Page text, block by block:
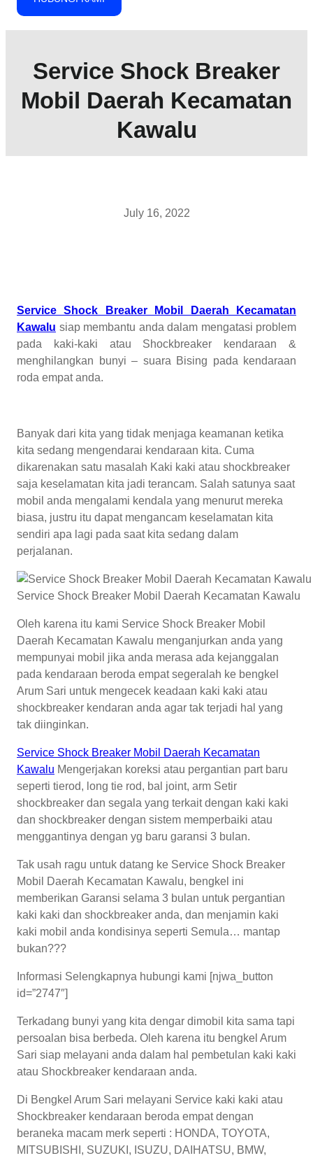
Service Shock Breaker
Mobil Daerah Kecamatan
Kawalu
July 16, 2022
Service Shock Breaker Mobil Daerah Kecamatan
Kawalu siap membantu anda dalam mengatasi problem
pada kaki-kaki atau Shockbreaker kendaraan &
menghilangkan bunyi – suara Bising pada kendaraan
roda empat anda.
Banyak dari kita yang tidak menjaga keamanan ketika
kita sedang mengendarai kendaraan kita. Cuma
dikarenakan satu masalah Kaki kaki atau shockbreaker
saja keselamatan kita jadi terancam. Salah satunya saat
mobil anda mengalami kendala yang menurut mereka
biasa, justru itu dapat mengancam keselamatan kita
sendiri apa lagi pada saat kita sedang dalam
perjalanan.
Service Shock Breaker Mobil Daerah Kecamatan Kawalu
Oleh karena itu kami Service Shock Breaker Mobil
Daerah Kecamatan Kawalu menganjurkan anda yang
mempunyai mobil jika anda merasa ada kejanggalan
pada kendaraan beroda empat segeralah ke bengkel
Arum Sari untuk mengecek keadaan kaki kaki atau
shockbreaker kendaran anda agar tak terjadi hal yang
tak diinginkan.
Service Shock Breaker Mobil Daerah Kecamatan
Kawalu Mengerjakan koreksi atau pergantian part baru
seperti tierod, long tie rod, bal joint, arm Setir
shockbreaker dan segala yang terkait dengan kaki kaki
dan shockbreaker dengan sistem memperbaiki atau
menggantinya dengan yg baru garansi 3 bulan.
Tak usah ragu untuk datang ke Service Shock Breaker
Mobil Daerah Kecamatan Kawalu, bengkel ini
memberikan Garansi selama 3 bulan untuk pergantian
kaki kaki dan shockbreaker anda, dan menjamin kaki
kaki mobil anda kondisinya seperti Semula… mantap
bukan???
Informasi Selengkapnya hubungi kami [njwa_button
id=”2747″]
Terkadang bunyi yang kita dengar dimobil kita sama tapi
persoalan bisa berbeda. Oleh karena itu bengkel Arum
Sari siap melayani anda dalam hal pembetulan kaki kaki
atau Shockbreaker kendaraan anda.
Di Bengkel Arum Sari melayani Service kaki kaki atau
Shockbreaker kendaraan beroda empat dengan
beraneka macam merk seperti : HONDA, TOYOTA,
MITSUBISHI, SUZUKI, ISUZU, DAIHATSU, BMW,